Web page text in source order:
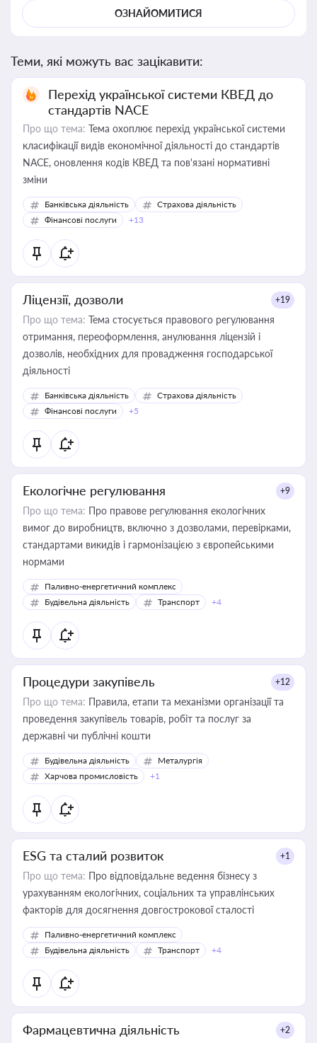
ОЗНАЙОМИТИСЯ
Теми, які можуть вас зацікавити:
Перехід української системи КВЕД до
стандартів NACE
Про що тема: Тема охоплює перехід української системи
класифікації видів економічної діяльності до стандартів
NACE, оновлення кодів КВЕД та пов'язані нормативні
зміни
Банківська діяльність
Страхова діяльність
Фінансові послуги
+13
Ліцензії, дозволи +19
Про що тема: Тема стосується правового регулювання
отримання, переоформлення, анулювання ліцензій і
дозволів, необхідних для провадження господарської
діяльності
Банківська діяльність
Страхова діяльність
Фінансові послуги
+5
Екологічне регулювання +9
Про що тема: Про правове регулювання екологічних
вимог до виробництв, включно з дозволами, перевірками,
стандартами викидів і гармонізацією з європейськими
нормами
Паливно-енергетичний комплекс
Будівельна діяльність
Транспорт +4
Процедури закупівель +12
Про що тема: Правила, етапи та механізми організації та
проведення закупівель товарів, робіт та послуг за
державні чи публічні кошти
Будівельна діяльність
Металургія
Харчова промисловість
+1
ESG та сталий розвиток +1
Про що тема: Про відповідальне ведення бізнесу з
урахуванням екологічних, соціальних та управлінських
факторів для досягнення довгострокової сталості
Паливно-енергетичний комплекс
Будівельна діяльність
Транспорт +4
Фармацевтична діяльність +2